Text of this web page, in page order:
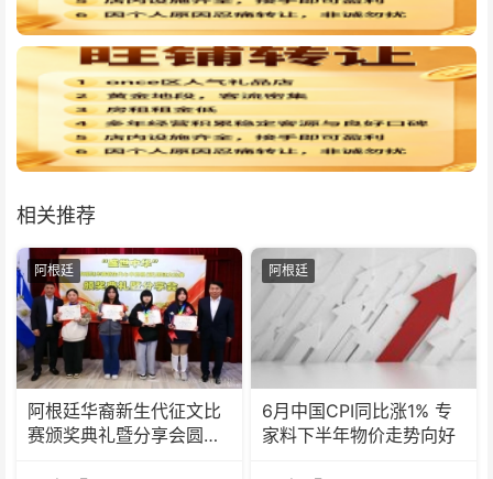
相关推荐
阿根廷
阿根廷华裔新生代征文比
赛颁奖典礼暨分享会圆满
阿根廷
6月中国CPI同比涨1% 专
家料下半年物价走势向好